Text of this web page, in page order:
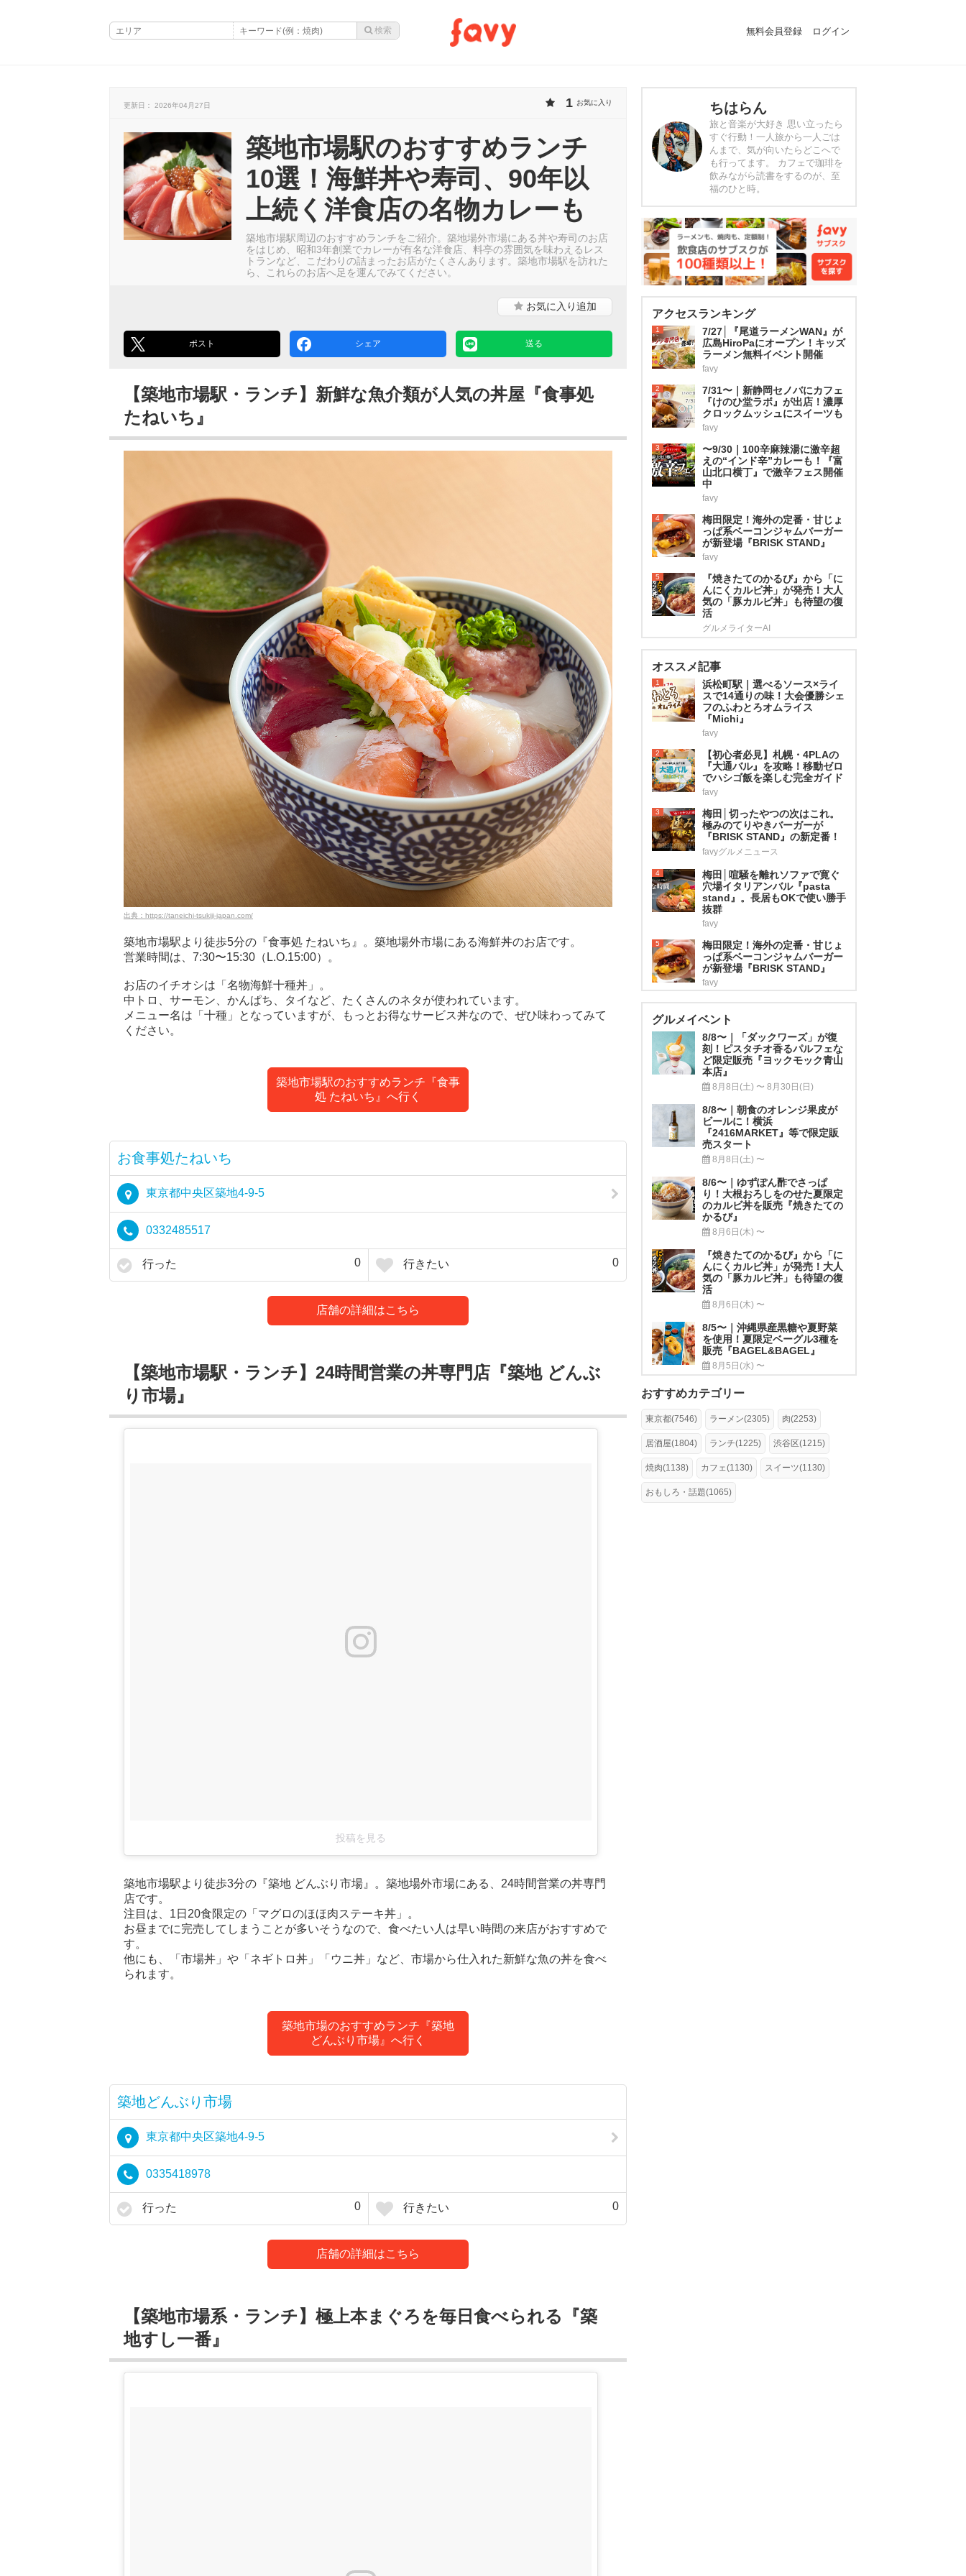
無料会員登録 ログイン
更新日： 2026年04月27日 1 お気に入り
築地市場駅のおすすめランチ
10選！海鮮丼や寿司、90年以
上続く洋食店の名物カレーも
築地市場駅周辺のおすすめランチをご紹介。築地場外市場にある丼や寿司のお店
をはじめ、昭和3年創業でカレーが有名な洋食店、料亭の雰囲気を味わえるレス
トランなど、こだわりの詰まったお店がたくさんあります。築地市場駅を訪れた
ら、これらのお店へ足を運んでみてください。
お気に入り追加
ポスト シェア 送る
【築地市場駅・ランチ】新鮮な魚介類が人気の丼屋『食事処
たねいち』
出典：https://taneichi-tsukiji-japan.com/
築地市場駅より徒歩5分の『食事処 たねいち』。築地場外市場にある海鮮丼のお店です。
営業時間は、7:30〜15:30（L.O.15:00）。
お店のイチオシは「名物海鮮十種丼」。
中トロ、サーモン、かんぱち、タイなど、たくさんのネタが使われています。
メニュー名は「十種」となっていますが、もっとお得なサービス丼なので、ぜひ味わってみて
ください。
築地市場駅のおすすめランチ『食事
処 たねいち』へ行く
お食事処たねいち
東京都中央区築地4-9-5
0332485517
行った 0 行きたい 0
店舗の詳細はこちら
【築地市場駅・ランチ】24時間営業の丼専門店『築地 どんぶ
り市場』
投稿を見る
築地市場駅より徒歩3分の『築地 どんぶり市場』。築地場外市場にある、24時間営業の丼専門
店です。
注目は、1日20食限定の「マグロのほほ肉ステーキ丼」。
お昼までに完売してしまうことが多いそうなので、食べたい人は早い時間の来店がおすすめで
す。
他にも、「市場丼」や「ネギトロ丼」「ウニ丼」など、市場から仕入れた新鮮な魚の丼を食べ
られます。
築地市場のおすすめランチ『築地
どんぶり市場』へ行く
築地どんぶり市場
東京都中央区築地4-9-5
0335418978
行った 0 行きたい 0
店舗の詳細はこちら
【築地市場系・ランチ】極上本まぐろを毎日食べられる『築
地すし一番』
ちはらん
旅と音楽が大好き 思い立ったら
すぐ行動！一人旅から一人ごは
んまで、気が向いたらどこへで
も行ってます。 カフェで珈琲を
飲みながら読書をするのが、至
福のひと時。
アクセスランキング
1
7/27│『尾道ラーメンWAN』が
広島HiroPaにオープン！キッズ
ラーメン無料イベント開催
favy
2
7/31〜｜新静岡セノバにカフェ
『けのひ堂ラボ』が出店！濃厚
クロックムッシュにスイーツも
favy
3
〜9/30｜100辛麻辣湯に激辛超
えの“インド辛”カレーも！『富
山北口横丁』で激辛フェス開催
中
favy
4
梅田限定！海外の定番・甘じょ
っぱ系ベーコンジャムバーガー
が新登場『BRISK STAND』
favy
5
『焼きたてのかるび』から「に
んにくカルビ丼」が発売！大人
気の「豚カルビ丼」も待望の復
活
グルメライターAI
オススメ記事
1
浜松町駅｜選べるソース×ライ
スで14通りの味！大会優勝シェ
フのふわとろオムライス
『Michi』
favy
2
【初心者必見】札幌・4PLAの
『大通バル』を攻略！移動ゼロ
でハシゴ飯を楽しむ完全ガイド
favy
3
梅田│切ったやつの次はこれ。
極みのてりやきバーガーが
『BRISK STAND』の新定番！
favyグルメニュース
4
梅田│喧騒を離れソファで寛ぐ
穴場イタリアンバル『pasta
stand』。長居もOKで使い勝手
抜群
favy
5
梅田限定！海外の定番・甘じょ
っぱ系ベーコンジャムバーガー
が新登場『BRISK STAND』
favy
グルメイベント
8/8〜｜「ダックワーズ」が復
刻！ピスタチオ香るパルフェな
ど限定販売『ヨックモック青山
本店』
8月8日(土) 〜 8月30日(日)
8/8〜｜朝食のオレンジ果皮が
ビールに！横浜
『2416MARKET』等で限定販
売スタート
8月8日(土) 〜
8/6〜｜ゆずぽん酢でさっぱ
り！大根おろしをのせた夏限定
のカルビ丼を販売『焼きたての
かるび』
8月6日(木) 〜
『焼きたてのかるび』から「に
んにくカルビ丼」が発売！大人
気の「豚カルビ丼」も待望の復
活
8月6日(木) 〜
8/5〜｜沖縄県産黒糖や夏野菜
を使用！夏限定ベーグル3種を
販売『BAGEL&BAGEL』
8月5日(水) 〜
おすすめカテゴリー
東京都(7546) ラーメン(2305) 肉(2253)
居酒屋(1804) ランチ(1225) 渋谷区(1215)
焼肉(1138) カフェ(1130) スイーツ(1130)
おもしろ・話題(1065)